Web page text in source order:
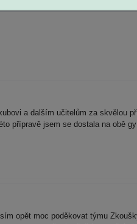
a dalším učitelům za skvělou
přípravě jsem se dostala na obě
opět moc poděkovat týmu